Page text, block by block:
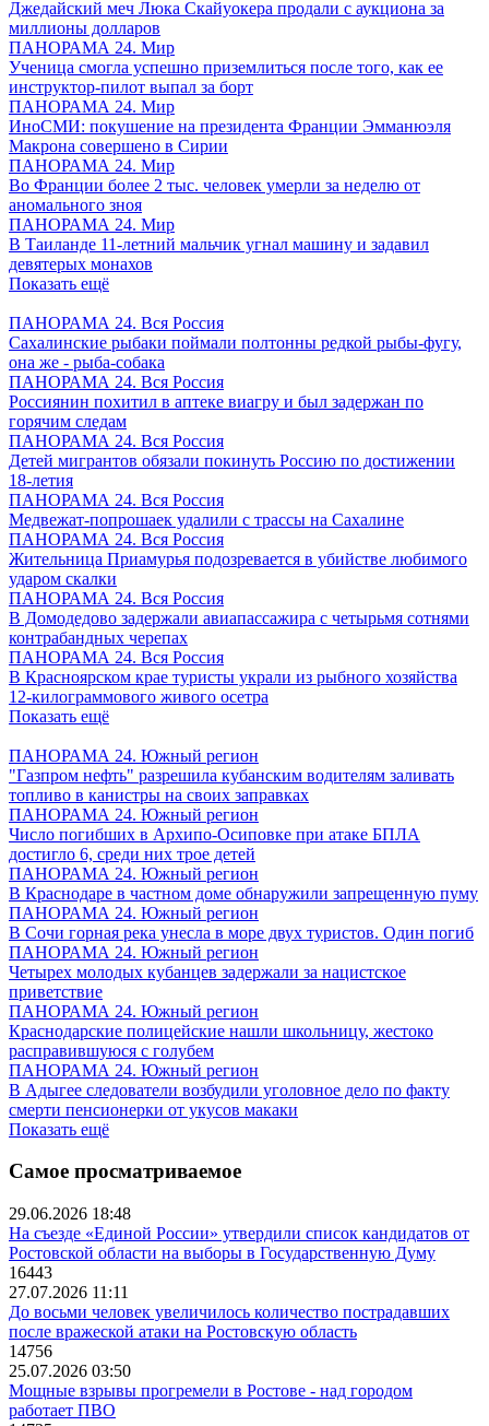
Джедайский меч Люка Скайуокера продали с аукциона за
миллионы долларов
ПАНОРАМА 24. Мир
Ученица смогла успешно приземлиться после того, как ее
инструктор-пилот выпал за борт
ПАНОРАМА 24. Мир
ИноСМИ: покушение на президента Франции Эмманюэля
Макрона совершено в Сирии
ПАНОРАМА 24. Мир
Во Франции более 2 тыс. человек умерли за неделю от
аномального зноя
ПАНОРАМА 24. Мир
В Таиланде 11-летний мальчик угнал машину и задавил
девятерых монахов
Показать ещё
ПАНОРАМА 24. Вся Россия
Сахалинские рыбаки поймали полтонны редкой рыбы-фугу,
она же - рыба-собака
ПАНОРАМА 24. Вся Россия
Россиянин похитил в аптеке виагру и был задержан по
горячим следам
ПАНОРАМА 24. Вся Россия
Детей мигрантов обязали покинуть Россию по достижении
18-летия
ПАНОРАМА 24. Вся Россия
Медвежат-попрошаек удалили с трассы на Сахалине
ПАНОРАМА 24. Вся Россия
Жительница Приамурья подозревается в убийстве любимого
ударом скалки
ПАНОРАМА 24. Вся Россия
В Домодедово задержали авиапассажира с четырьмя сотнями
контрабандных черепах
ПАНОРАМА 24. Вся Россия
В Красноярском крае туристы украли из рыбного хозяйства
12-килограммового живого осетра
Показать ещё
ПАНОРАМА 24. Южный регион
"Газпром нефть" разрешила кубанским водителям заливать
топливо в канистры на своих заправках
ПАНОРАМА 24. Южный регион
Число погибших в Архипо-Осиповке при атаке БПЛА
достигло 6, среди них трое детей
ПАНОРАМА 24. Южный регион
В Краснодаре в частном доме обнаружили запрещенную пуму
ПАНОРАМА 24. Южный регион
В Сочи горная река унесла в море двух туристов. Один погиб
ПАНОРАМА 24. Южный регион
Четырех молодых кубанцев задержали за нацистское
приветствие
ПАНОРАМА 24. Южный регион
Краснодарские полицейские нашли школьницу, жестоко
расправившуюся с голубем
ПАНОРАМА 24. Южный регион
В Адыгее следователи возбудили уголовное дело по факту
смерти пенсионерки от укусов макаки
Показать ещё
Самое просматриваемое
29.06.2026 18:48
На съезде «Единой России» утвердили список кандидатов от
Ростовской области на выборы в Государственную Думу
16443
27.07.2026 11:11
До восьми человек увеличилось количество пострадавших
после вражеской атаки на Ростовскую область
14756
25.07.2026 03:50
Мощные взрывы прогремели в Ростове - над городом
работает ПВО